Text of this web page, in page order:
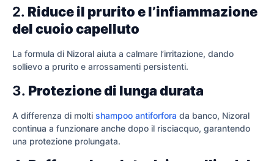
2. Riduce il prurito e l’infiammazione
del cuoio capelluto
La formula di Nizoral aiuta a calmare l’irritazione, dando
sollievo a prurito e arrossamenti persistenti.
3. Protezione di lunga durata
A differenza di molti shampoo antiforfora da banco, Nizoral
continua a funzionare anche dopo il risciacquo, garantendo
una protezione prolungata.